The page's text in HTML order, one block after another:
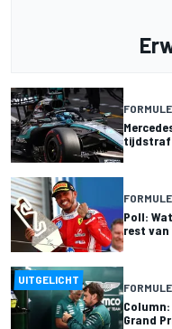
FORMULE
tijdstraf
FORMULE
Poll:
rest van
UITGELICHT
FORMULE
Grand